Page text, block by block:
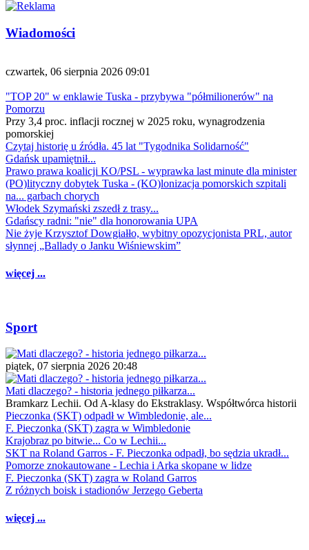
Wiadomości
czwartek, 06 sierpnia 2026 09:01
"TOP 20" w enklawie Tuska - przybywa "półmilionerów" na
Pomorzu
Przy 3,4 proc. inflacji rocznej w 2025 roku, wynagrodzenia
pomorskiej
Czytaj historię u źródła. 45 lat "Tygodnika Solidarność"
Gdańsk upamiętnił...
Prawo prawa koalicji KO/PSL - wyprawka last minute dla minister
(PO)lityczny dobytek Tuska - (KO)lonizacja pomorskich szpitali
na... garbach chorych
Włodek Szymański zszedł z trasy...
Gdańscy radni: "nie" dla honorowania UPA
Nie żyje Krzysztof Dowgiałło, wybitny opozycjonista PRL, autor
słynnej „Ballady o Janku Wiśniewskim”
więcej ...
Sport
piątek, 07 sierpnia 2026 20:48
Mati dlaczego? - historia jednego piłkarza...
Bramkarz Lechii. Od A-klasy do Ekstraklasy. Współtwórca historii
Pieczonka (SKT) odpadł w Wimbledonie, ale...
F. Pieczonka (SKT) zagra w Wimbledonie
Krajobraz po bitwie... Co w Lechii...
SKT na Roland Garros - F. Pieczonka odpadł, bo sędzia ukradł...
Pomorze znokautowane - Lechia i Arka skopane w lidze
F. Pieczonka (SKT) zagra w Roland Garros
Z różnych boisk i stadionów Jerzego Geberta
więcej ...